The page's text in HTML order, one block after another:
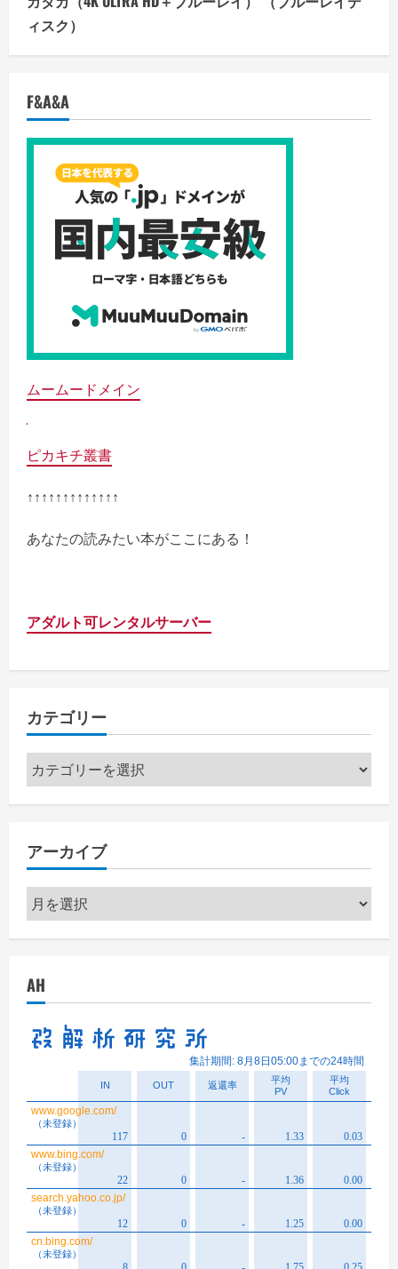
ィスク）
F&A&A
ムームードメイン
ピカキチ叢書
↑↑↑↑↑↑↑↑↑↑↑↑↑
あなたの読みたい本がここにある！
アダルト可レンタルサーバー
カテゴリー
カ
テ
ー
アーカイブ
ア
ー
ブ
AH